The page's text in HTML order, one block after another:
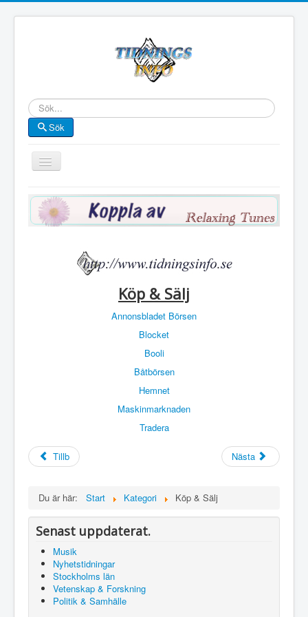
Sök
Sök
Visa/dölj
navigering
Start
Kategori
Länskarta
Köp & Sälj
Annonsbladet Börsen
Blocket
Booli
Båtbörsen
Hemnet
Maskinmarknaden
Tradera
Tillb Nästa
Du är här: Start Kategori Köp & Sälj
Senast uppdaterat.
Musik
Nyhetstidningar
Stockholms län
Vetenskap & Forskning
Politik & Samhälle